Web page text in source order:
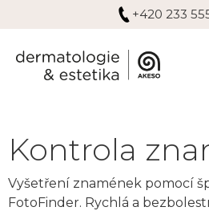
+420 233
Kontrola
Vyšetření znamének pomocí
FotoFinder. Rychlá a